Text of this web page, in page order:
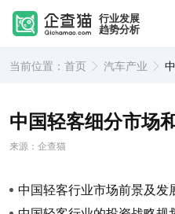
行业发展
趋势分析
当前位置： 首页 汽车产业
中国轻客细分市场
来源：企查猫
中国轻客行业市场前景及发